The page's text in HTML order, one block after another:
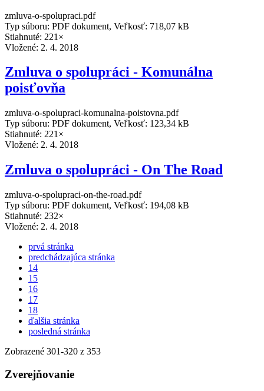
zmluva-o-spolupraci.pdf
Typ súboru: PDF dokument, Veľkosť: 718,07 kB
Stiahnuté: 221×
Vložené: 2. 4. 2018
Zmluva o spolupráci - Komunálna
poisťovňa
zmluva-o-spolupraci-komunalna-poistovna.pdf
Typ súboru: PDF dokument, Veľkosť: 123,34 kB
Stiahnuté: 221×
Vložené: 2. 4. 2018
Zmluva o spolupráci - On The Road
zmluva-o-spolupraci-on-the-road.pdf
Typ súboru: PDF dokument, Veľkosť: 194,08 kB
Stiahnuté: 232×
Vložené: 2. 4. 2018
prvá stránka
predchádzajúca stránka
14
15
16
17
18
ďalšia stránka
posledná stránka
Zobrazené 301-320 z 353
Zverejňovanie